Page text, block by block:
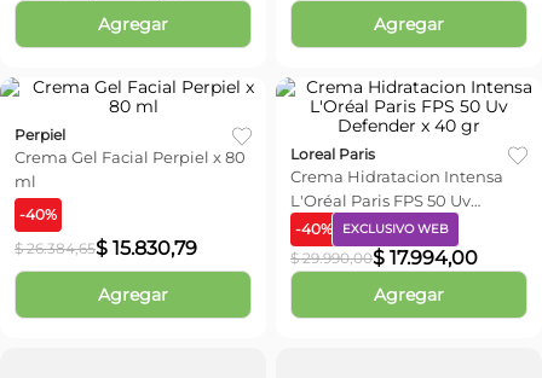
Agregar Agregar
Perpiel
Crema Gel Facial Perpiel x 80
ml
-40%
$ 26.384,65$ 15.830,79
Agregar
Loreal Paris
Crema Hidratacion Intensa
L'Oréal Paris FPS 50 Uv
Defender x 40 gr
-40% EXCLUSIVO WEB
$ 29.990,00$ 17.994,00
Agregar